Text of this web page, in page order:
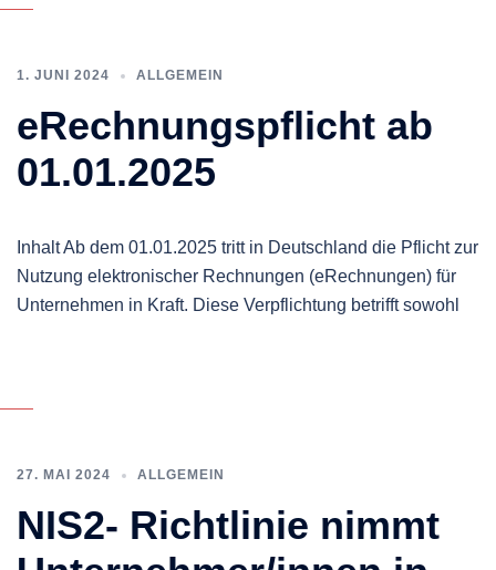
1. JUNI 2024 ALLGEMEIN
eRechnungspflicht ab
01.01.2025
Inhalt Ab dem 01.01.2025 tritt in Deutschland die Pflicht zur
Nutzung elektronischer Rechnungen (eRechnungen) für
Unternehmen in Kraft. Diese Verpflichtung betrifft sowohl
27. MAI 2024 ALLGEMEIN
NIS2- Richtlinie nimmt